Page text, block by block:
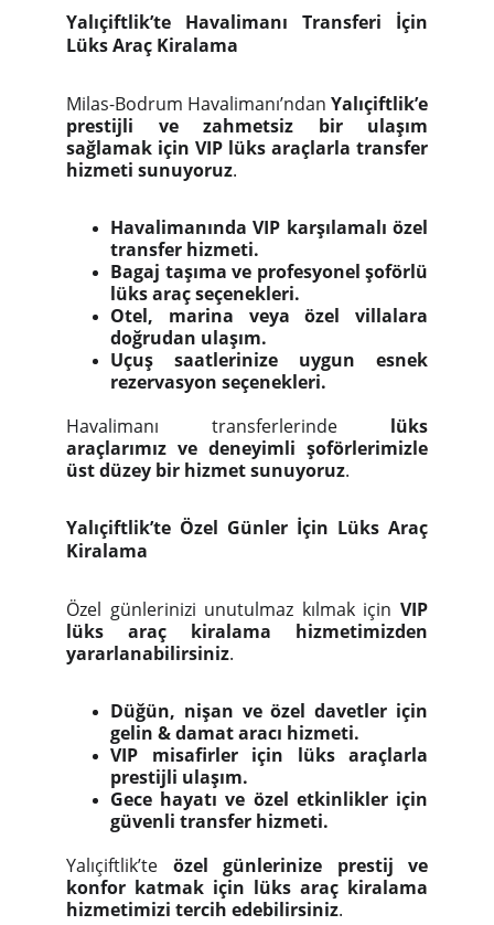
Yalıçiftlik’te Havalimanı Transferi İçin
Lüks Araç Kiralama
Milas-Bodrum Havalimanı’ndan Yalıçiftlik’e
prestijli ve zahmetsiz bir ulaşım
sağlamak için VIP lüks araçlarla transfer
hizmeti sunuyoruz.
Havalimanında VIP karşılamalı özel
transfer hizmeti.
Bagaj taşıma ve profesyonel şoförlü
lüks araç seçenekleri.
Otel, marina veya özel villalara
doğrudan ulaşım.
Uçuş saatlerinize uygun esnek
rezervasyon seçenekleri.
Havalimanı transferlerinde lüks
araçlarımız ve deneyimli şoförlerimizle
üst düzey bir hizmet sunuyoruz.
Yalıçiftlik’te Özel Günler İçin Lüks Araç
Kiralama
Özel günlerinizi unutulmaz kılmak için VIP
lüks araç kiralama hizmetimizden
yararlanabilirsiniz.
Düğün, nişan ve özel davetler için
gelin & damat aracı hizmeti.
VIP misafirler için lüks araçlarla
prestijli ulaşım.
Gece hayatı ve özel etkinlikler için
güvenli transfer hizmeti.
Yalıçiftlik’te özel günlerinize prestij ve
konfor katmak için lüks araç kiralama
hizmetimizi tercih edebilirsiniz.